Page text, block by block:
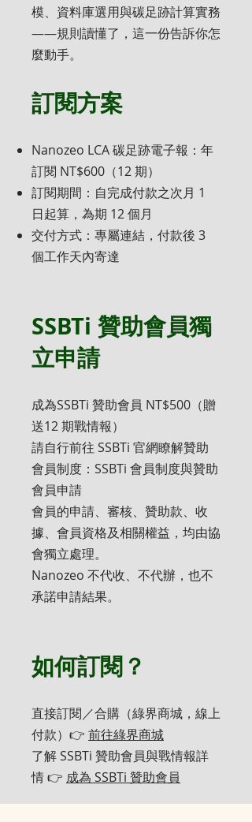
模、資料庫選用與碳足跡計算實務
——規則讀懂了，這一份告訴你怎
麼動手。
訂閱方案
Nanozeo LCA 碳足跡電子報：年
訂閱 NT$600（12 期）
訂閱期間：自完成付款之次月 1
日起算，為期 12 個月
交付方式：專屬連結，付款後 3
個工作天內寄達
SSBTi 贊助會員獨
立申請
成為SSBTi 贊助會員 NT$500（贈
送12 期戰情報）
請自行前往 SSBTi 官網瞭解贊助
會員制度：SSBTi 會員制度與贊助
會員申請
會員的申請、審核、贊助款、收
據、會員資格及相關權益，均由協
會獨立處理。
Nanozeo 不代收、不代辦，也不
承諾申請結果。
如何訂閱？
直接訂閱／合購（綠界商城，線上
付款）👉 前往綠界商城
了解 SSBTi 贊助會員與戰情報詳
情 👉 成為 SSBTi 贊助會員